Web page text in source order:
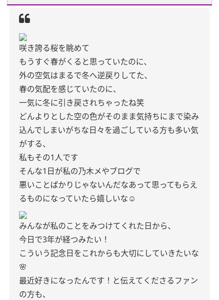
咲き誇る桜を眺めて
もうすぐ春がくると思っていたのに、
外の空気はまるで冬へ逆戻りしてた、
春の気配を感じていたのに、
一気に冬に引き戻されちゃったね笑
どんよりとした空の色がそのまま気持ちにまで染み
込んでしまいがちな日々を過ごしている方も多い気
がする、
私もその1人です
そんな1日が私の乃木メやブログで
悪いことばかりじゃないんだなあって思ってもらえ
るものになっていたら嬉しいな☺︎
みんなが私のことをみつけてくれた日から、
今日で3年が経つみたい！
こういう記念日をこれからも大切にしていきたいな
🌸
最近好きになったんです！と伝えてくださるファン
の方も、